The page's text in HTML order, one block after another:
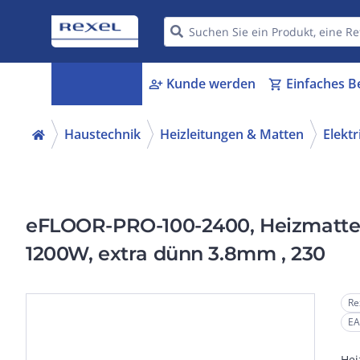
person_add Kunde werden shopping_cart Einfaches
Haustechnik Heizleitungen & Matten
eFLOOR-PRO-100-2400,
1200W, extra dünn 3.8mm , 230